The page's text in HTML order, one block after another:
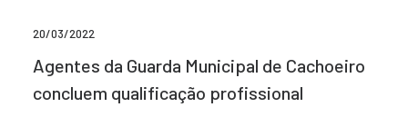
20/03/2022
Agentes da Guarda Municipal de Cachoeiro
concluem qualificação profissional